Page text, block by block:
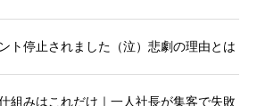
ト停止されました（泣）悲劇の理由とは
組みはこれだけ｜一人社長が集客で失敗